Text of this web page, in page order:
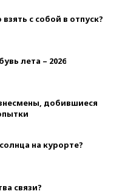
с собой в отпуск?
лета – 2026
добившиеся
на курорте?
связи?